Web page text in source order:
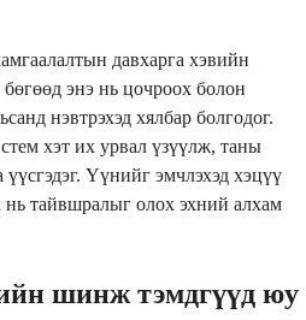
давхарга хэвийн
энэ нь цочроох болон
нэвтрэхэд хялбар болгодог.
хэт их урвал үзүүлж, таны
үүсгэдэг. Үүнийг эмчлэхэд хэцүү
тайвшралыг олох эхний алхам
шинж тэмдгүүд юу